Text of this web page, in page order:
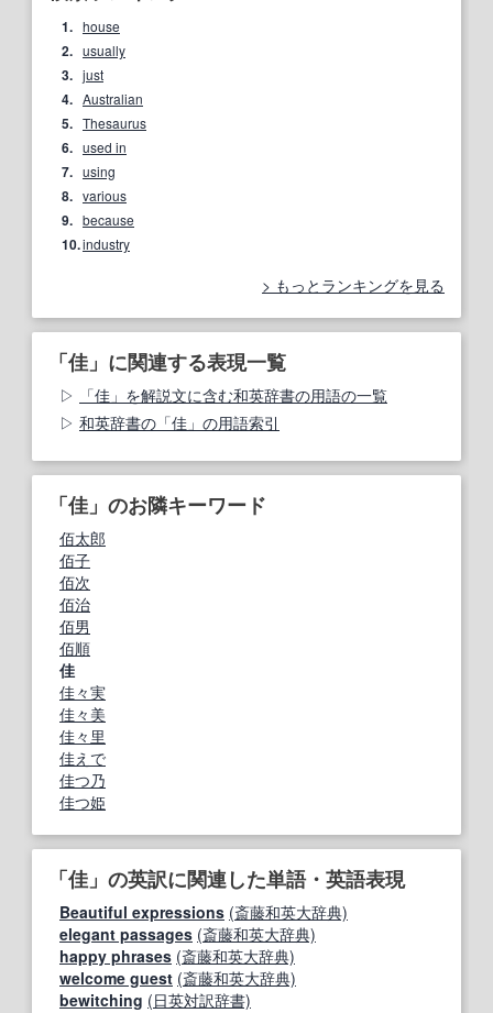
1. house
2. usually
3. just
4. Australian
5. Thesaurus
6. used in
7. using
8. various
9. because
10.industry
もっとランキングを見る
「佳」に関連する表現一覧
「佳」を解説文に含む和英辞書の用語の一覧
和英辞書の「佳」の用語索引
「佳」のお隣キーワード
佰太郎
佰子
佰次
佰治
佰男
佰順
佳
佳々実
佳々美
佳々里
佳えで
佳つ乃
佳つ姫
「佳」の英訳に関連した単語・英語表現
Beautiful expressions (斎藤和英大辞典)
elegant passages (斎藤和英大辞典)
happy phrases (斎藤和英大辞典)
welcome guest (斎藤和英大辞典)
bewitching (日英対訳辞書)